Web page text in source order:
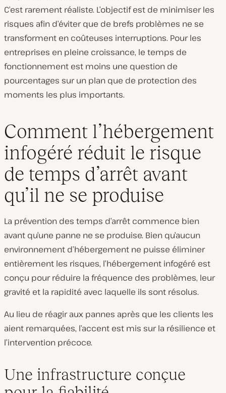
C’est rarement réaliste. L’objectif est de minimiser les
risques afin d’éviter que de brefs problèmes ne se
transforment en coûteuses interruptions. Pour les
entreprises en pleine croissance, le temps de
fonctionnement est moins une question de
pourcentages sur un plan que de protection des
moments les plus importants.
Comment l’hébergement
infogéré réduit le risque
de temps d’arrêt avant
qu’il ne se produise
La prévention des temps d’arrêt commence bien
avant qu’une panne ne se produise. Bien qu’aucun
environnement d’hébergement ne puisse éliminer
entièrement les risques, l’hébergement infogéré est
conçu pour réduire la fréquence des problèmes, leur
gravité et la rapidité avec laquelle ils sont résolus.
Au lieu de réagir aux pannes après que les clients les
aient remarquées, l’accent est mis sur la résilience et
l’intervention précoce.
Une infrastructure conçue